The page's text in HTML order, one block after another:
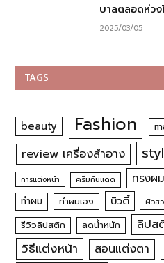
บาลตลอดห่ว
2025/03/05
TAGS
beauty Fashion
review เครื่องสำอาง
การแต่งหน้า ครีมกันแดด ทรงผม
ทำผม ทำผมเอง บิวตี้ ผิวส
รีวิวลิปสติก ลดน้ำหนัก ลิปส
วิธีแต่งหน้า
สอนแต่งตา